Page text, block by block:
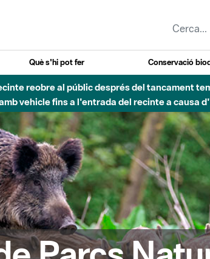
Què s'hi pot fer Conservació
reobre al públic després del tancament
vehicle fins a l'entrada del recinte a causa